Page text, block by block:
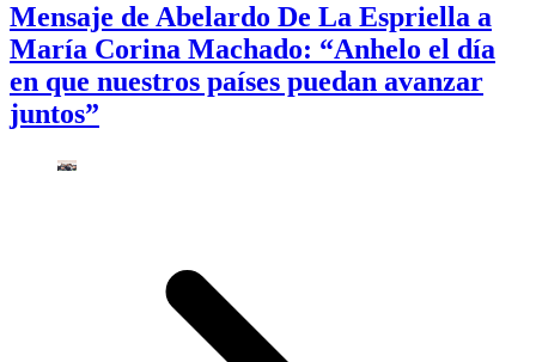
Mensaje de Abelardo De La Espriella a
María Corina Machado: “Anhelo el día
en que nuestros países puedan avanzar
juntos”